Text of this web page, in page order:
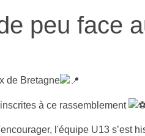
peu face
de Bretagne
à ce rassemblement
l'équipe U13 s’est